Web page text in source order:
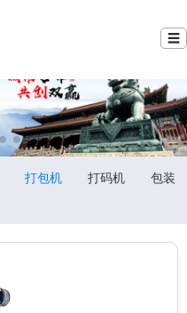
☰
打包机 打码机
包装